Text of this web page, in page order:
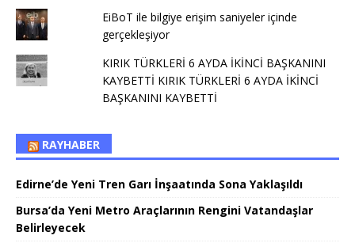
EiBoT ile bilgiye erişim saniyeler içinde
gerçekleşiyor
KIRIK TÜRKLERİ 6 AYDA İKİNCİ BAŞKANINI
KAYBETTİ KIRIK TÜRKLERİ 6 AYDA İKİNCİ
BAŞKANINI KAYBETTİ
RAYHABER
Edirne’de Yeni Tren Garı İnşaatında Sona Yaklaşıldı
Bursa’da Yeni Metro Araçlarının Rengini Vatandaşlar
Belirleyecek